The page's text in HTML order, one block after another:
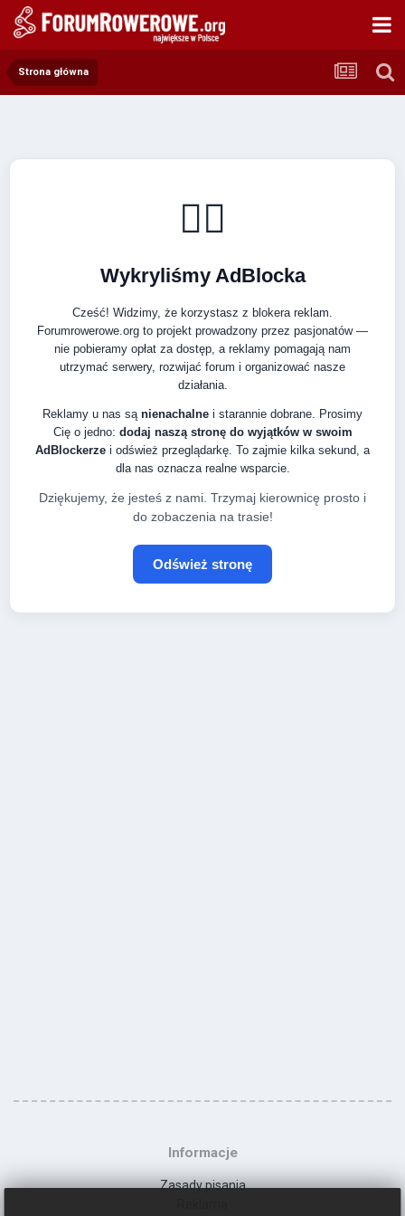
Strona główna
🚴‍♂️
Wykryliśmy AdBlocka
Cześć! Widzimy, że korzystasz z blokera reklam.
Forumrowerowe.org to projekt prowadzony przez pasjonatów —
nie pobieramy opłat za dostęp, a reklamy pomagają nam
utrzymać serwery, rozwijać forum i organizować nasze
działania.
Reklamy u nas są nienachalne i starannie dobrane. Prosimy
Cię o jedno: dodaj naszą stronę do wyjątków w swoim
AdBlockerze i odśwież przeglądarkę. To zajmie kilka sekund, a
dla nas oznacza realne wsparcie.
Dziękujemy, że jesteś z nami. Trzymaj kierownicę prosto i
do zobaczenia na trasie!
Odśwież stronę
Informacje
Zasady pisania